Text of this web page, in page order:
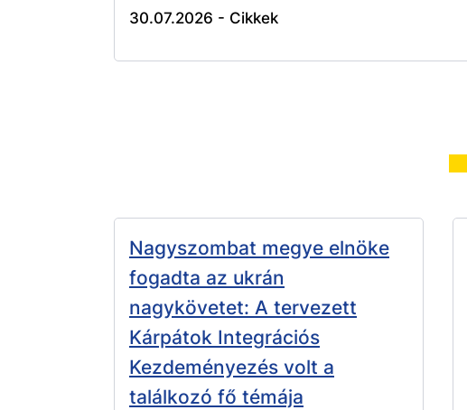
30.07.2026 - Cikkek
Nagyszombat megye elnöke
fogadta az ukrán
nagykövetet: A tervezett
Kárpátok Integrációs
Kezdeményezés volt a
találkozó fő témája